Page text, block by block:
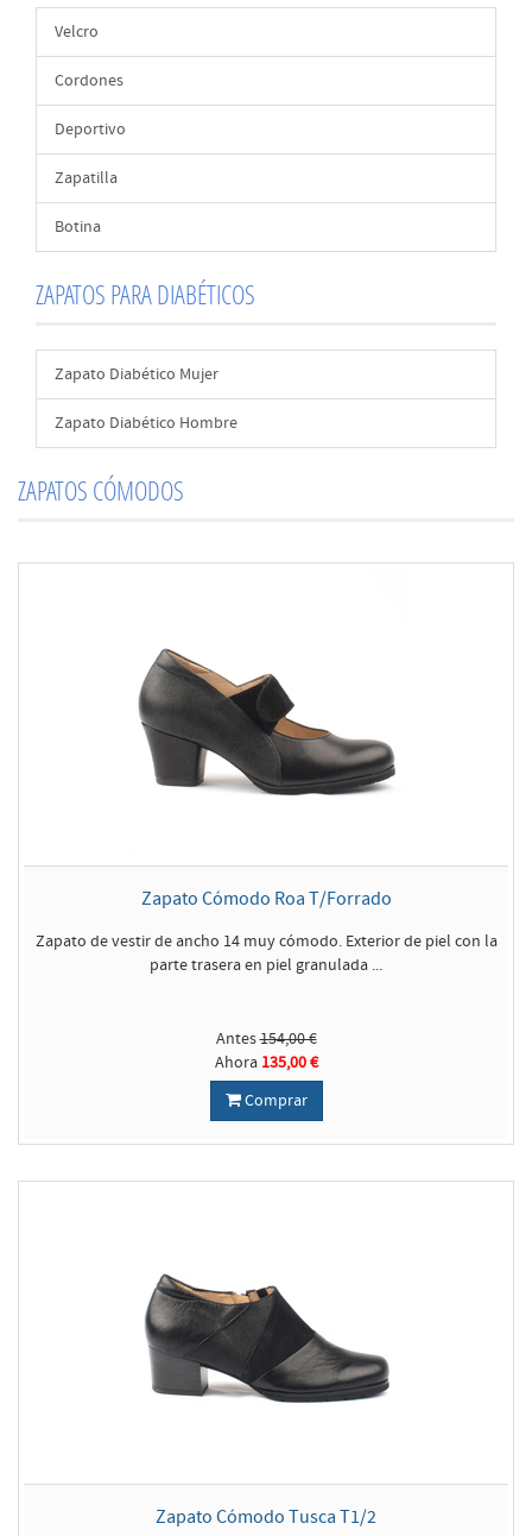
Velcro
Cordones
Deportivo
Zapatilla
Botina
ZAPATOS PARA DIABÉTICOS
Zapato Diabético Mujer
Zapato Diabético Hombre
ZAPATOS CÓMODOS
Zapato Cómodo Roa T/Forrado
Zapato de vestir de ancho 14 muy cómodo. Exterior de piel con la
parte trasera en piel granulada ...
Antes154,00 €
Ahora 135,00 €
Comprar
Zapato Cómodo Tusca T1/2